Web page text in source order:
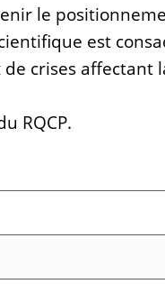
le
est
crises affectant
RQCP.